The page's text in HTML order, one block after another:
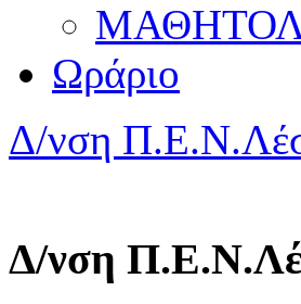
Ωράριο
Δ/νση
Δ/νση